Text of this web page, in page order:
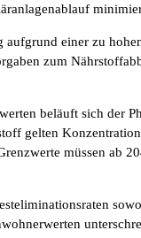
einer zu
zum
beläuft sich der
gelten
müssen ab